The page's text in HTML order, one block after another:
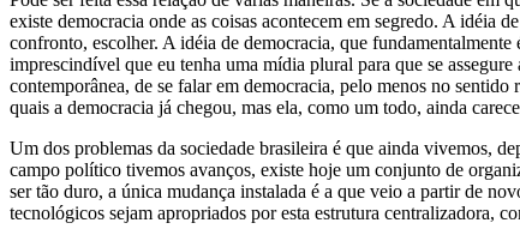
existe democracia onde as coisas acontecem em segredo. A idéia
confronto, escolher. A idéia de democracia, que fundamentalmente
imprescindível que eu tenha uma mídia plural para que se
contemporânea, de se falar em democracia, pelo menos no
quais a democracia já chegou, mas ela, como um todo, ainda
Um dos problemas da sociedade brasileira é que ainda vivemos,
campo político tivemos avanços, existe hoje um conjunto de
ser tão duro, a única mudança instalada é a que veio a partir de
tecnológicos sejam apropriados por esta estrutura centralizadora,